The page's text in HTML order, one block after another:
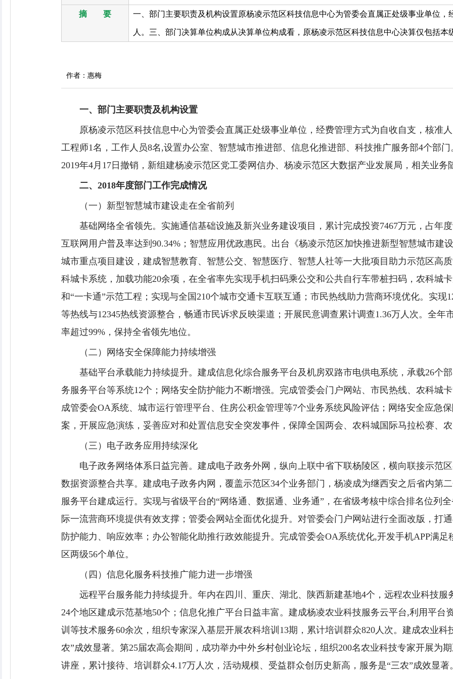
摘 要 一、部门主要职责及机构设置原杨凌示范区科技信息中心为管委会直属正处级事业单位，
人。三、部门决算单位构成从决算单位构成看，原杨凌示范区科技信息中心决算仅包括
作者：惠梅
一、部门主要职责及机构设置
原杨凌示范区科技信息中心为管委会直属正处级事业单位，经费管理方式为自收自支，核准
工程师1名，工作人员8名,设置办公室、智慧城市推进部、信息化推进部、科技推广服务部4个部
2019年4月17日撤销，新组建杨凌示范区党工委网信办、杨凌示范区大数据产业发展局，相关业务
二、2018年度部门工作完成情况
（一）新型智慧城市建设走在全省前列
基础网络全省领先。实施通信基础设施及新兴业务建设项目，累计完成投资7467万元，占年
互联网用户普及率达到90.34%；智慧应用优政惠民。出台《杨凌示范区加快推进新型智慧城市建
城市重点项目建设，建成智慧教育、智慧公交、智慧医疗、智慧人社等一大批项目助力示范区高
科城卡系统，加载功能20余项，在全省率先实现手机扫码乘公交和公共自行车带桩扫码，农科城
和“一卡通”示范工程；实现与全国210个城市交通卡互联互通；市民热线助力营商环境优化。实现
等热线与12345热线资源整合，畅通市民诉求反映渠道；开展民意调查累计调查1.36万人次。全年
率超过99%，保持全省领先地位。
（二）网络安全保障能力持续增强
基础平台承载能力持续提升。建成信息化综合服务平台及机房双路市电供电系统，承载26个
务服务平台等系统12个；网络安全防护能力不断增强。完成管委会门户网站、市民热线、农科城
成管委会OA系统、城市运行管理平台、住房公积金管理等7个业务系统风险评估；网络安全应急
案，开展应急演练，妥善应对和处置信息安全突发事件，保障全国两会、农科城国际马拉松赛、
（三）电子政务应用持续深化
电子政务网络体系日益完善。建成电子政务外网，纵向上联中省下联杨陵区，横向联接示范
数据资源整合共享。建成电子政务内网，覆盖示范区34个业务部门，杨凌成为继西安之后省内第
服务平台建成运行。实现与省级平台的“网络通、数据通、业务通”，在省级考核中综合排名位列
际一流营商环境提供有效支撑；管委会网站全面优化提升。对管委会门户网站进行全面改版，打
防护能力、响应效率；办公智能化助推行政效能提升。完成管委会OA系统优化,开发手机APP满
区两级56个单位。
（四）信息化服务科技推广能力进一步增强
远程平台服务能力持续提升。年内在四川、重庆、湖北、陕西新建基地4个，远程农业科技
24个地区建成示范基地50个；信息化推广平台日益丰富。建成杨凌农业科技服务云平台,利用平台
训等技术服务60余次，组织专家深入基层开展农科培训13期，累计培训群众820人次。建成农业
农”成效显著。第25届农高会期间，成功举办中外乡村创业论坛，组织200名农业科技专家开展为
讲座，累计接待、培训群众4.17万人次，活动规模、受益群众创历史新高，服务是“三农”成效显著